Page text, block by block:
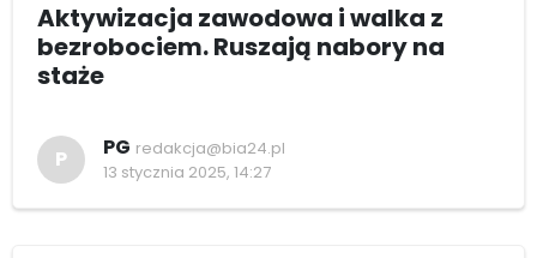
Aktywizacja zawodowa i walka z
bezrobociem. Ruszają nabory na
staże
P PG redakcja@bia24.pl
13 stycznia 2025, 14:27